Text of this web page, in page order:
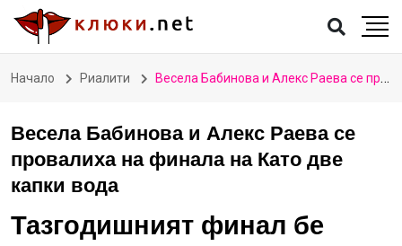
Начало Риалити Весела Бабинова и Алекс Раева се провалиха на финала на Като две капки вода
Весела Бабинова и Алекс Раева се
провалиха на финала на Като две
капки вода
Тазгодишният финал бе